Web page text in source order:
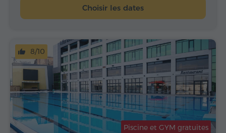
Choisir les dates
Piscine et GYM gratuites
8/10